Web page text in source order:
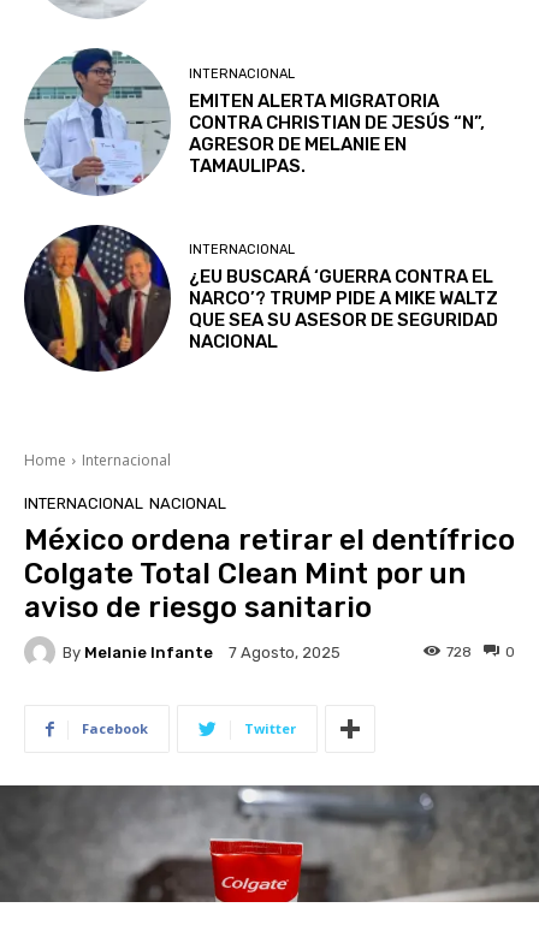
INTERNACIONAL
EMITEN ALERTA MIGRATORIA
CONTRA CHRISTIAN DE JESÚS “N”,
AGRESOR DE MELANIE EN
TAMAULIPAS.
INTERNACIONAL
¿EU BUSCARÁ ‘GUERRA CONTRA EL
NARCO’? TRUMP PIDE A MIKE WALTZ
QUE SEA SU ASESOR DE SEGURIDAD
NACIONAL